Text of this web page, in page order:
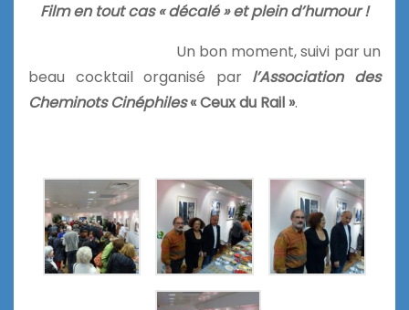
Film en tout cas « décalé » et plein d’humour !
Un bon moment, suivi par un
beau cocktail organisé par l’Association des
Cheminots Cinéphiles« Ceux du Rail ».